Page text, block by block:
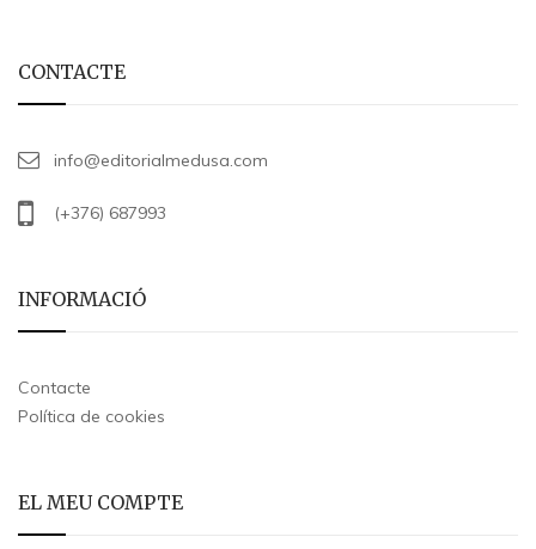
CONTACTE
info@editorialmedusa.com
(+376) 687993
INFORMACIÓ
Contacte
Política de cookies
EL MEU COMPTE